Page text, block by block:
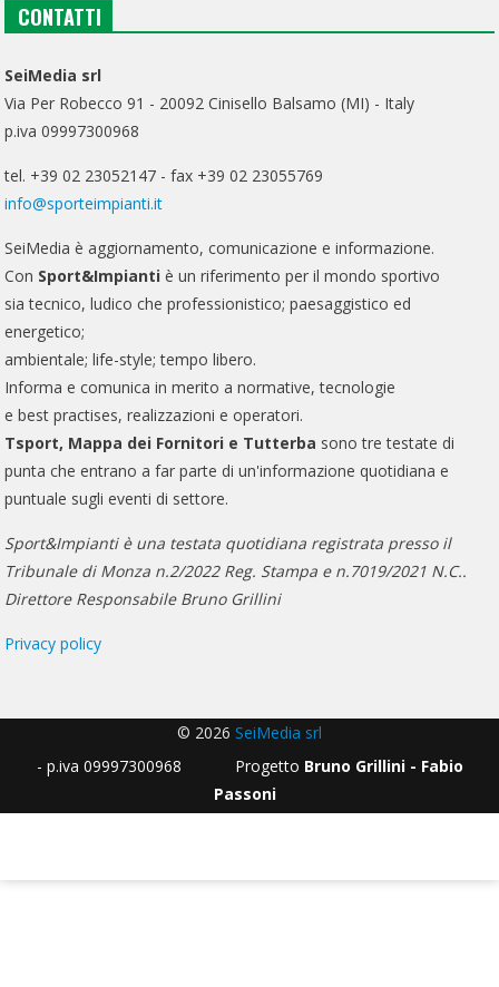
CONTATTI
SeiMedia srl
Via Per Robecco 91 - 20092 Cinisello Balsamo (MI) - Italy
p.iva 09997300968
tel. +39 02 23052147 - fax +39 02 23055769
info@sporteimpianti.it
SeiMedia è aggiornamento, comunicazione e informazione.
Con Sport&Impianti è un riferimento per il mondo sportivo
sia tecnico, ludico che professionistico; paesaggistico ed
energetico;
ambientale; life-style; tempo libero.
Informa e comunica in merito a normative, tecnologie
e best practises, realizzazioni e operatori.
Tsport, Mappa dei Fornitori e Tutterba sono tre testate di
punta che entrano a far parte di un'informazione quotidiana e
puntuale sugli eventi di settore.
Sport&Impianti è una testata quotidiana registrata presso il
Tribunale di Monza n.2/2022 Reg. Stampa e n.7019/2021 N.C..
Direttore Responsabile Bruno Grillini
Privacy policy
© 2026 SeiMedia srl
- p.iva 09997300968 Progetto Bruno Grillini - Fabio
Passoni